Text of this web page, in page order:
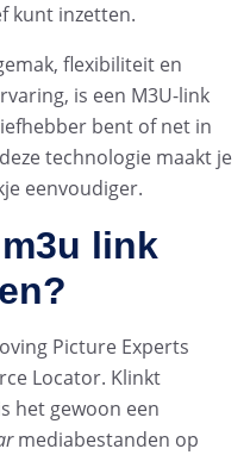
kunt inzetten.
flexibiliteit en
is een M3U-link
bent of net in
technologie maakt je
eenvoudiger.
link
Picture Experts
Locator. Klinkt
het gewoon een
mediabestanden op